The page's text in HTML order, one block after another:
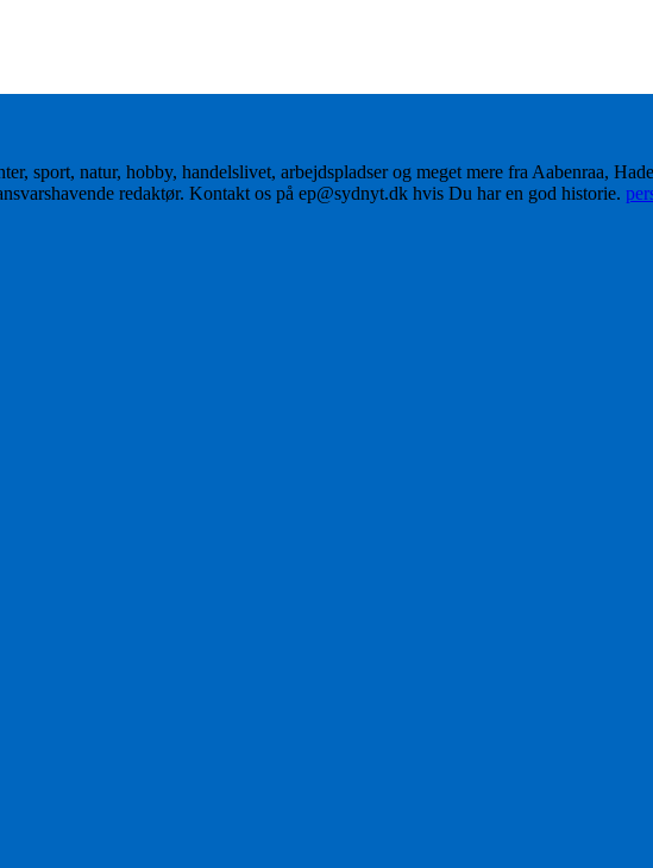
sport, natur, hobby, handelslivet, arbejdspladser og meget mere fra Aabenraa,
redaktør. Kontakt os på ep@sydnyt.dk hvis Du har en god historie.